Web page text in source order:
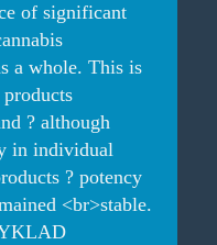
of significant
a whole. This is
? although
in individual
? potency
<br>stable.